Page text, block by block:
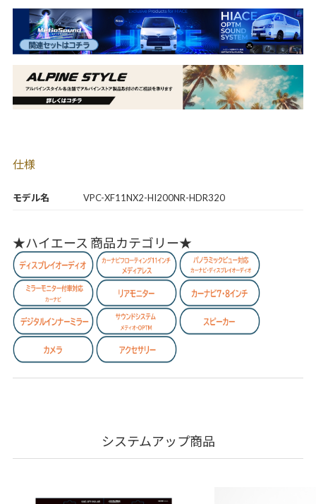
モデル名 VPC-XF11NX2-HI200NR-HDR320
仕様
★ハイエース 商品カテゴリー★
システムアップ商品